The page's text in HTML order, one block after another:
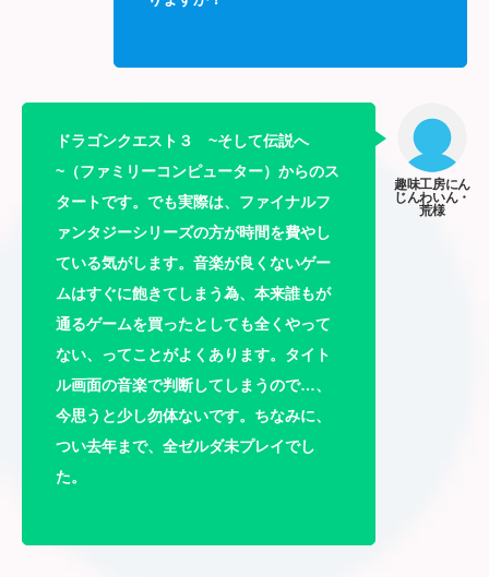
ドラゴンクエスト３ ~そして伝説へ
~（ファミリーコンピューター）からのス
タートです。でも実際は、ファイナルフ
ァンタジーシリーズの方が時間を費やし
ている気がします。音楽が良くないゲー
ムはすぐに飽きてしまう為、本来誰もが
通るゲームを買ったとしても全くやって
ない、ってことがよくあります。タイト
ル画面の音楽で判断してしまうので…、
今思うと少し勿体ないです。ちなみに、
つい去年まで、全ゼルダ未プレイでし
た。